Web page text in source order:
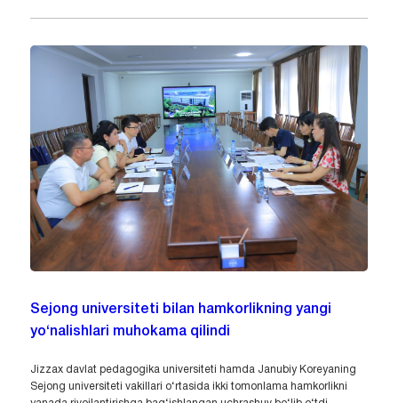
Sejong universiteti bilan hamkorlikning yangi
yo‘nalishlari muhokama qilindi
Jizzax davlat pedagogika universiteti hamda Janubiy Koreyaning
Sejong universiteti vakillari o‘rtasida ikki tomonlama hamkorlikni